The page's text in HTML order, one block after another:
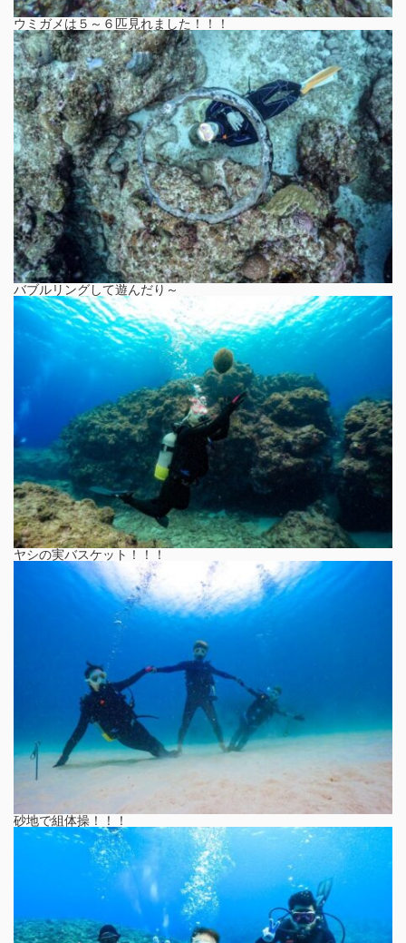
ウミガメは５～６匹見れました！！！
バブルリングして遊んだり～
ヤシの実バスケット！！！
砂地で組体操！！！